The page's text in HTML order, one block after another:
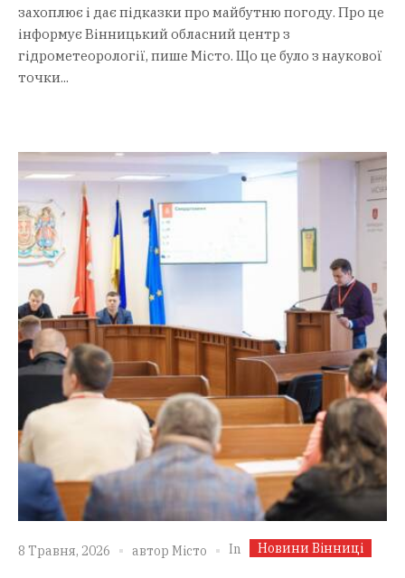
захоплює і дає підказки про майбутню погоду. Про це
інформує Вінницький обласний центр з
гідрометеорології, пише Місто. Що це було з наукової
точки...
8 Травня, 2026 автор Місто In Новини Вінниці